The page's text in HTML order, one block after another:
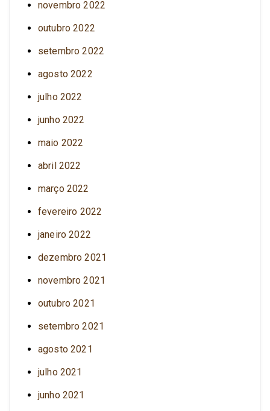
novembro 2022
outubro 2022
setembro 2022
agosto 2022
julho 2022
junho 2022
maio 2022
abril 2022
março 2022
fevereiro 2022
janeiro 2022
dezembro 2021
novembro 2021
outubro 2021
setembro 2021
agosto 2021
julho 2021
junho 2021